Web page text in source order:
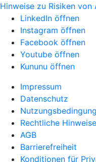
Hinweise zu Risiken
LinkedIn öffnen
Instagram öffnen
Facebook öffnen
Youtube öffnen
Kununu öffnen
Impressum
Datenschutz
Rechtliche Hinweise
AGB
Barrierefreiheit
Konditionen für